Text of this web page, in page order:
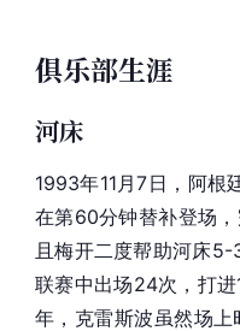
俱乐部生涯
河床
1993年11月7日， 阿根
在第60分钟替补登场
且梅开二度帮助河床
联赛中出场24次，打
年，克雷斯波虽然场